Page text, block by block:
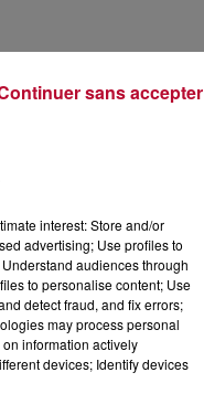
À
interest: Store and/or
advertising; Use profiles to
audiences through
to personalise content; Use
detect fraud, and fix errors;
may process personal
information actively
devices; Identify devices
sans accepter